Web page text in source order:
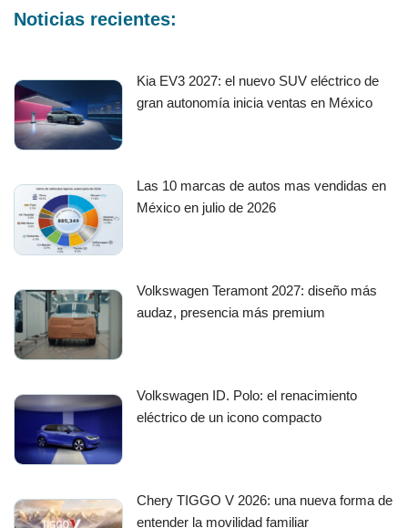
Noticias recientes:
Kia EV3 2027: el nuevo SUV eléctrico de
gran autonomía inicia ventas en México
Las 10 marcas de autos mas vendidas en
México en julio de 2026
Volkswagen Teramont 2027: diseño más
audaz, presencia más premium
Volkswagen ID. Polo: el renacimiento
eléctrico de un icono compacto
Chery TIGGO V 2026: una nueva forma de
entender la movilidad familiar